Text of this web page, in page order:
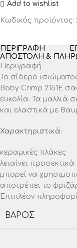
Add to wishlist
Κωδικός προϊόντος:
ΠΕΡΙΓΡΑΦΉ
ΑΠΟΣΤΟΛΉ &
Περιγραφή
Το σίδερο
Baby Crimp 2151E
ευκολία. Τα μαλλιά
και ελαστικά με
Χαρακτηριστικά:
κεραμικές πλάκες
λειαίνει
μπορεί να
αποτρέπει το
Επιπλέον
ΒΆΡΟΣ